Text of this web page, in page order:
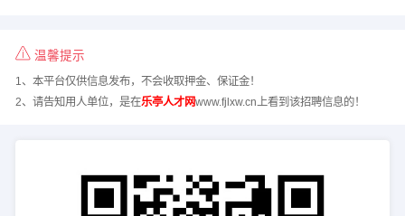
温馨提示
1、本平台仅供信息发布，不会收取押金、保证金！
2、请告知用人单位，是在乐亭人才网www.fjlxw.cn上看到该招聘信息的！